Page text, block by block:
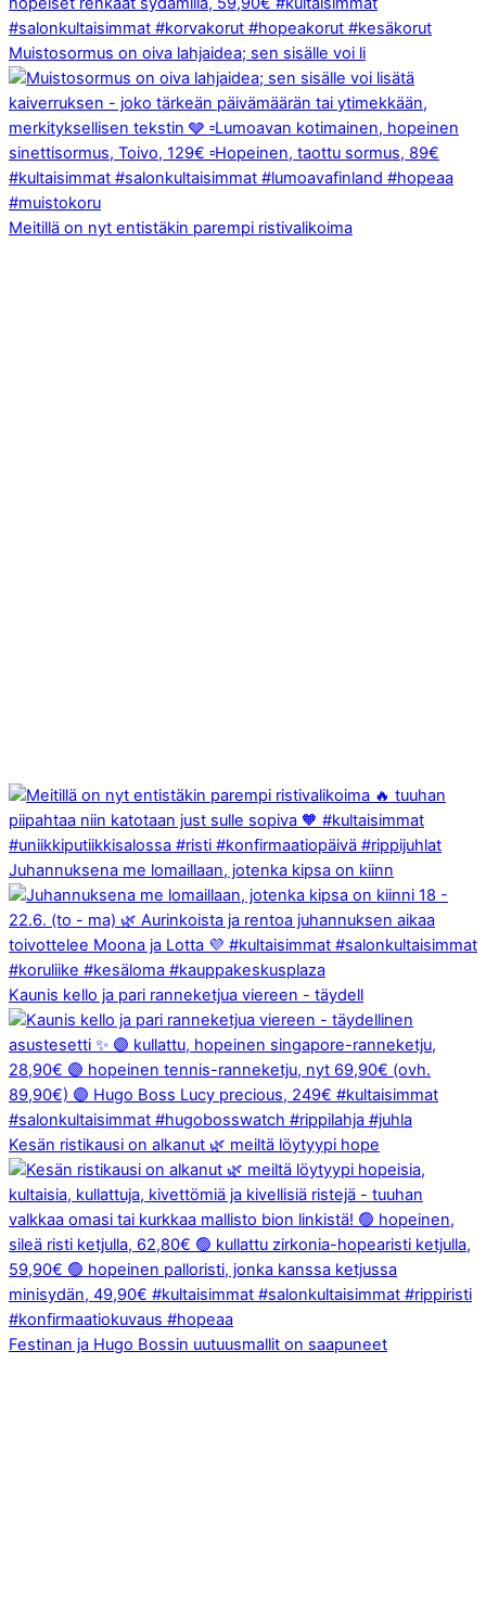
Muistosormus on oiva lahjaidea; sen sisälle voi li
Meitillä on nyt entistäkin parempi ristivalikoima
Juhannuksena me lomaillaan, jotenka kipsa on kiinn
Kaunis kello ja pari ranneketjua viereen - täydell
Kesän ristikausi on alkanut 🌿 meiltä löytyypi hope
Festinan ja Hugo Bossin uutuusmallit on saapuneet